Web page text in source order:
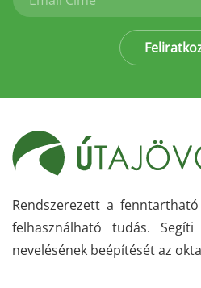
Rendszerezett a
felhasználható tudás.
nevelésének beépítését az